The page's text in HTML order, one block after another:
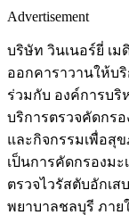
Advertisement
บริษัท วินเนอร์ยี่ เม
ออกคาราวานให้บ
ร่วมกับ องค์การบริ
บริการตรวจคัดกร
และกิจกรรมเพื่อสุ
เป็นการคัดกรองมะ
ตรวจไวรัสตับอักเ
พยาบาลชลบุรี ภาย